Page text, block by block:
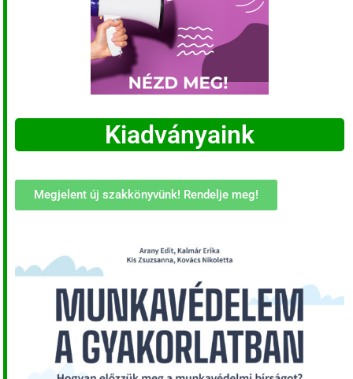
Kiadványaink
Megjelent új szakkönyvünk! Rendelje meg!